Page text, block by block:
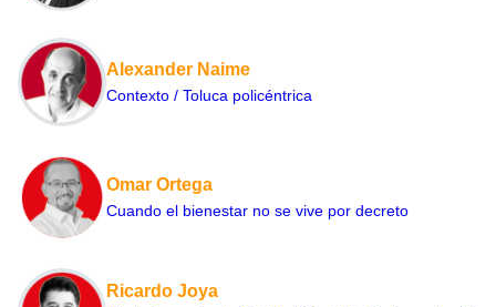
Alexander Naime
Contexto / Toluca policéntrica
Omar Ortega
Cuando el bienestar no se vive por decreto
Ricardo Joya